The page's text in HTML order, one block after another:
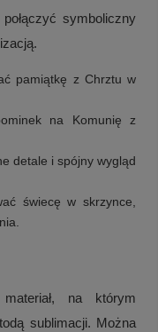
symboliczny
pamiątkę z Chrztu w
na Komunię z
detale i spójny wygląd
świecę w skrzynce,
na którym
sublimacji. Można